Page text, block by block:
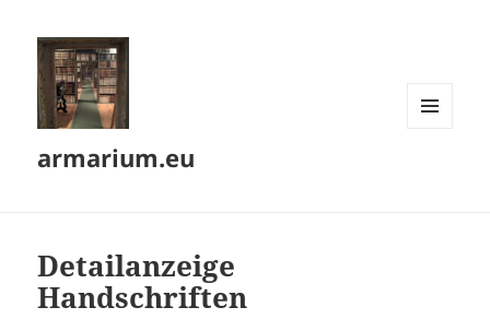
armarium.eu
Detailanzeige
Handschriften